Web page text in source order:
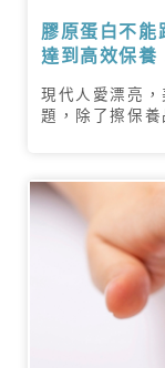
膠原蛋白不
達到高效保養
現代人愛漂亮
題，除了擦保
食用時又不能
家一一了解！